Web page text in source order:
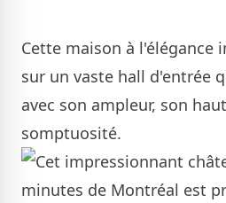
Cette maison à l'élégance
sur un vaste hall d'entrée
avec son ampleur, son
somptuosité.